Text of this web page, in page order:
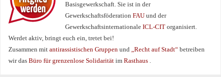
Basisgewerkschaft. Sie ist in der
GewerkschaftsföderationFAUund der
Gewerkschaftsinternationale ICL-CITorganisiert.
Werdet aktiv, bringt euch ein, tretet bei!
Zusammen mitantirassistischen Gruppenund „Recht auf Stadt“betreiben
wir dasBüro für grenzenlose SolidaritätimRasthaus .